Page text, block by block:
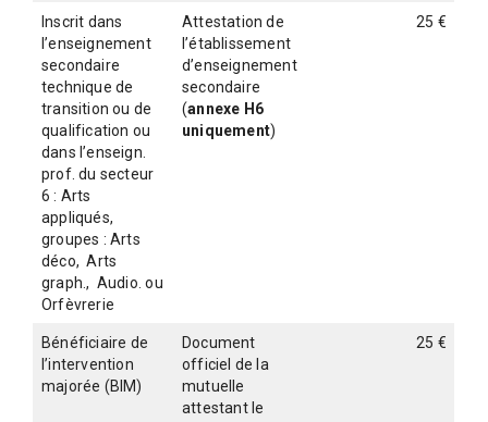
Inscrit dans
l’enseignement
secondaire
technique de
transition ou de
qualification ou
dans l’enseign.
prof. du secteur
6 : Arts
appliqués,
groupes : Arts
déco, Arts
graph., Audio. ou
Orfèvrerie
Attestation de
l’établissement
d’enseignement
secondaire
(annexe H6
uniquement)
25 €
Bénéficiaire de
l’intervention
majorée (BIM)
Document
officiel de la
mutuelle
attestant le
25 €